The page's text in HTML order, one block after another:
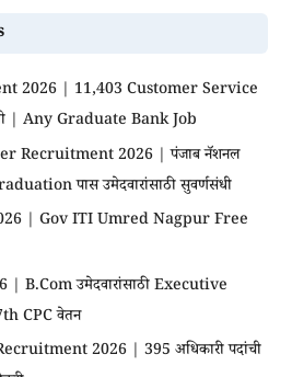
2026 | 11,403 Customer Service
| Any Graduate Bank Job
Recruitment 2026 | पंजाब नॅशनल
पास उमेदवारांसाठी सुवर्णसंधी
2026 | Gov ITI Umred Nagpur Free
B.Com उमेदवारांसाठी Executive
CPC वेतन
2026 | 395 अधिकारी पदांची